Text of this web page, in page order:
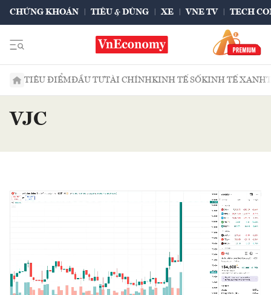
CHỨNG KHOÁN TIÊU & DÙNG XE VNE TV TECH
TIÊU ĐIỂMĐẦU TƯTÀI CHÍNHKINH TẾ SỐKINH TẾ XANH
VJC